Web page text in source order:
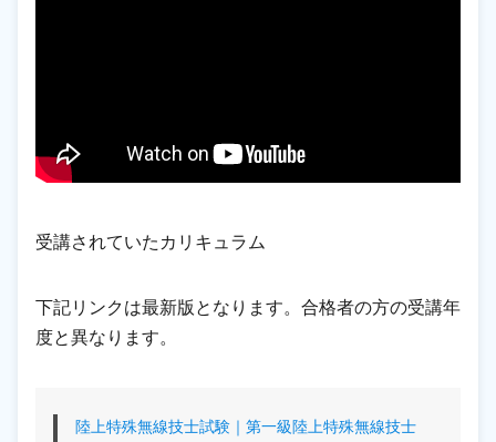
受講されていたカリキュラム
下記リンクは最新版となります。合格者の方の受講年
度と異なります。
陸上特殊無線技士試験｜第一級陸上特殊無線技士